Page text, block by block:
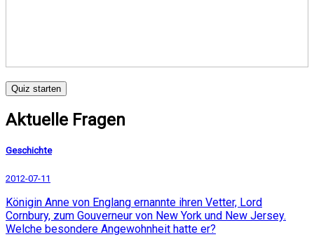
Quiz starten
Aktuelle Fragen
Geschichte
2012-07-11
Königin Anne von Englang ernannte ihren Vetter, Lord
Cornbury, zum Gouverneur von New York und New Jersey.
Welche besondere Angewohnheit hatte er?